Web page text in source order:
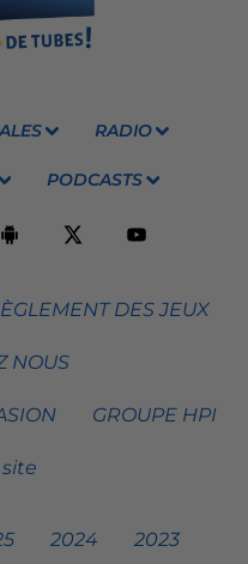
RADIO
PODCASTS
DES JEUX
NOUS
GROUPE HPI
2024 2023